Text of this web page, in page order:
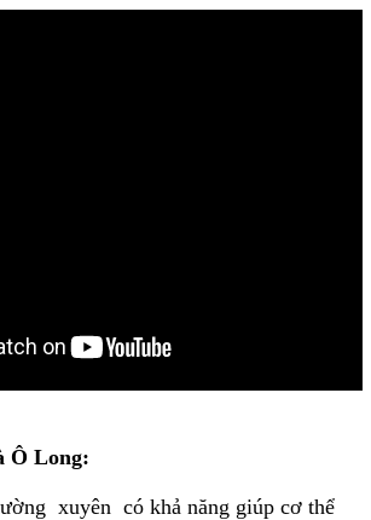
Ô Long:
xuyên có khả năng giúp cơ thể